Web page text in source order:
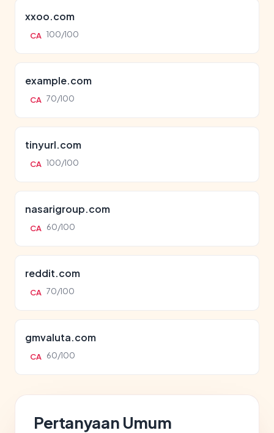
xxoo.com
CA 100/100
example.com
CA 70/100
tinyurl.com
CA 100/100
nasarigroup.com
CA 60/100
reddit.com
CA 70/100
gmvaluta.com
CA 60/100
Pertanyaan Umum